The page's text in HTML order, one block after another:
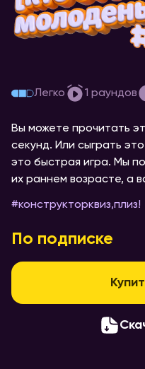
[кто это такой
Легко 1 раундов
Вы можете прочитать
секунд. Или сыграть
это быстрая игра. Мы
их раннем возрасте, а
#конструкторквиз,плиз!
По подписке